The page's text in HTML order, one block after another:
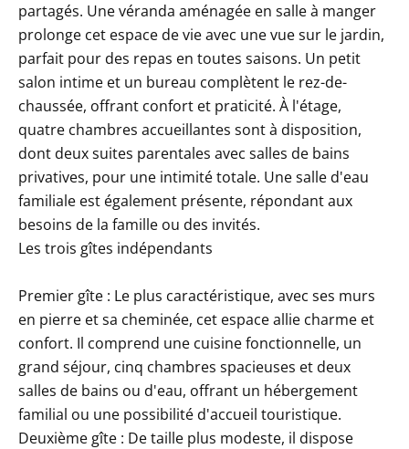
partagés. Une véranda aménagée en salle à manger
prolonge cet espace de vie avec une vue sur le jardin,
parfait pour des repas en toutes saisons. Un petit
salon intime et un bureau complètent le rez-de-
chaussée, offrant confort et praticité. À l'étage,
quatre chambres accueillantes sont à disposition,
dont deux suites parentales avec salles de bains
privatives, pour une intimité totale. Une salle d'eau
familiale est également présente, répondant aux
besoins de la famille ou des invités.
Les trois gîtes indépendants
Premier gîte : Le plus caractéristique, avec ses murs
en pierre et sa cheminée, cet espace allie charme et
confort. Il comprend une cuisine fonctionnelle, un
grand séjour, cinq chambres spacieuses et deux
salles de bains ou d'eau, offrant un hébergement
familial ou une possibilité d'accueil touristique.
Deuxième gîte : De taille plus modeste, il dispose